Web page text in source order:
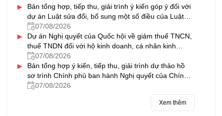
▸
Bản tổng hợp, tiếp thu, giải trình ý kiến góp ý đối với
dự án Luật sửa đổi, bổ sung một số điều của Luật
Thuế tài nguyên
07/08/2026
▸
Dự án Nghị quyết của Quốc hội về giảm thuế TNCN,
thuế TNDN đối với hộ kinh doanh, cá nhân kinh
doanh và doanh nghiệp
07/08/2026
▸
Bản tổng hợp ý kiến, tiếp thu, giải trình dự thảo hồ
sơ trình Chính phủ ban hành Nghị quyết của Chính
phủ về việc VIMC được chia cổ tức bằng cổ phiếu từ
nguồn lợi nhuận sau thuế chưa phân phối của năm
07/08/2026
Xem thêm